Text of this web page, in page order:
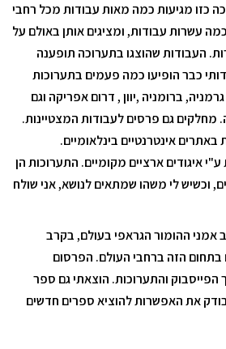
כזו מגיעות כמה מאות עבודות מכל רחבי
עשרות עבודות, ומציגים אותן באולם על
העבודות שהוצגו בתערוכה תופענה
כבר הופיעו כמה פעמים בתערוכות
ברומניה ,יוון , דרום אפריקה וגם
מחלקים גם פרסים לעבודות המצטיינות.
אינטרנטיים בינלאומיים.
איגודים ארציים מקומיים. התערוכות הן
וכשיש לי משהו שמתאים לנושא, אני שולח
אמני ההומור הגראפי בעולם, בקרב
בתחום הזה ברחבי העולם. הפרסום
והתערוכות. הוצאתי גם ספר
את האפשרות להוציא ספרים חדשים